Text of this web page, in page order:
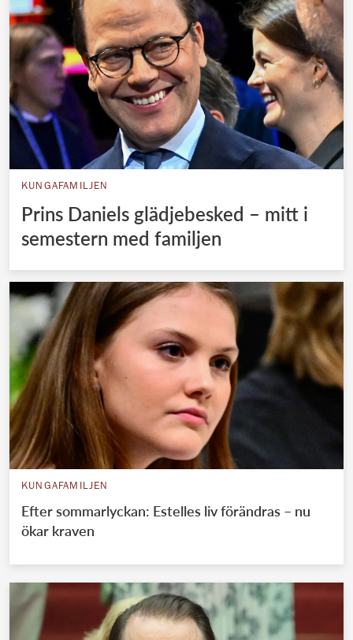
KUNGAFAMILJEN
Prins Daniels glädjebesked – mitt i
semestern med familjen
KUNGAFAMILJEN
Efter sommarlyckan: Estelles liv förändras – nu
ökar kraven